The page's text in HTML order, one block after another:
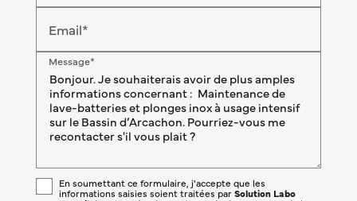
Email*
Message*
En soumettant ce formulaire, j'accepte que les
informations saisies soient traitées parSolution Labo